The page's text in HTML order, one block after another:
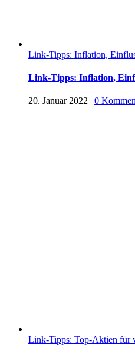
Link-Tipps: Inflation,
Link-Tipps: Inflation,
20. Januar 2022 | 0
Link-Tipps: Top-Aktien für